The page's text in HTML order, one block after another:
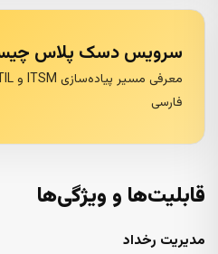
سرویس دسک پلاس
فارسی
قابلیت‌ها و ویژگی‌ها
مدیریت رخداد